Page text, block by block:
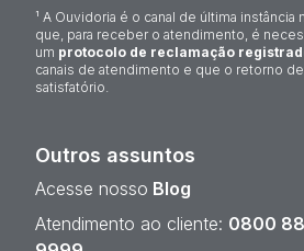
¹ A Ouvidoria é o canal de última instância
que, para receber o atendimento, é
um protocolo de reclamação
canais de atendimento e que o retorno
satisfatório.
Outros assuntos
Acesse nosso Blog
Atendimento ao cliente: 0800